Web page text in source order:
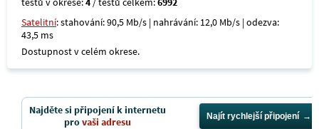
Satelitní: stahování: 90,5 Mb/s | nahrávání: 12,0 Mb/s | odezva:
43,5 ms
Dostupnost v celém okrese.
Najděte si připojení k internetu
provaši adresu Najít rychlejší připojení